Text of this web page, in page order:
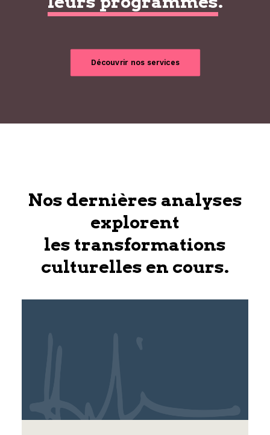
Découvrir nos services
Nos dernières analyses
explorent
les transformations
culturelles en cours.